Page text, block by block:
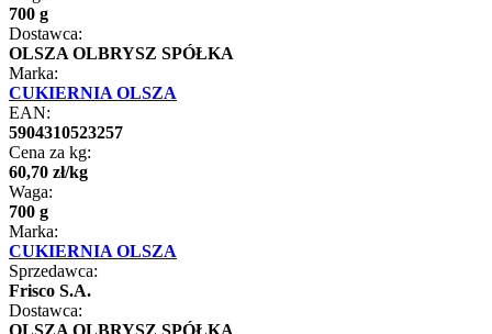
700 g
Dostawca:
OLSZA OLBRYSZ SPÓŁKA
Marka:
CUKIERNIA OLSZA
EAN:
5904310523257
Cena za kg:
60,70 zł/kg
Waga:
700 g
Marka:
CUKIERNIA OLSZA
Sprzedawca:
Frisco S.A.
Dostawca: